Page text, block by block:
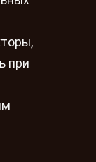
при